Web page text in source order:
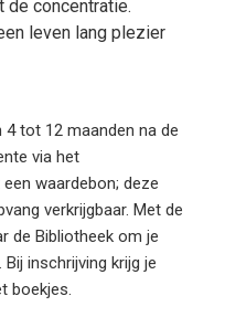
de concentratie.
leven lang plezier
4 tot 12 maanden na de
via het
waardebon; deze
verkrijgbaar. Met de
de Bibliotheek om je
inschrijving krijg je
boekjes.